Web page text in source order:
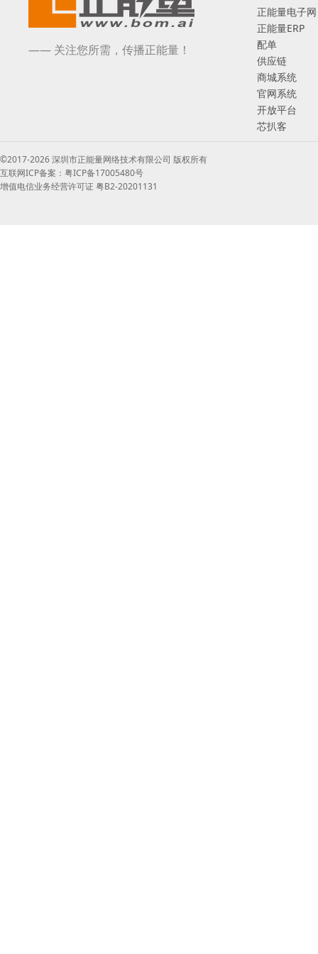
—— 关注您所需，传播正能量！
正能量电子网
正能量ERP
配单
供应链
商城系统
官网系统
开放平台
芯扒客
©2017-2026 深圳市正能量网络技术有限公司 版权所有
互联网ICP备案：粤ICP备17005480号
增值电信业务经营许可证 粤B2-20201131